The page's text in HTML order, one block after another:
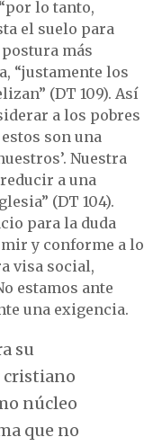
lo tanto,
el suelo para
más
“justamente los
(DT 109). Así
a los pobres
son una
Nuestra
a una
(DT 104).
para la duda
y conforme a lo
visa social,
estamos ante
una exigencia.
su
cristiano
núcleo
que no